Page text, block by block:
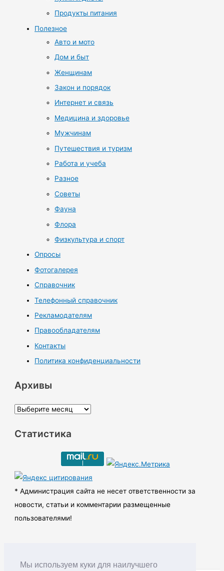
Мы используем куки для наилучшего
Продукты питания
Полезное
Авто и мото
Дом и быт
Женщинам
Закон и порядок
Интернет и связь
Медицина и здоровье
Мужчинам
Путешествия и туризм
Работа и учеба
Разное
Советы
Фауна
Флора
Физкультура и спорт
Опросы
Фотогалерея
Справочник
Телефонный справочник
Рекламодателям
Правообладателям
Контакты
Политика конфиденциальности
Архивы
А
х
ы
Статистика
* Администрация сайта не несет ответственности за
новости, статьи и комментарии размещенные
пользователями!